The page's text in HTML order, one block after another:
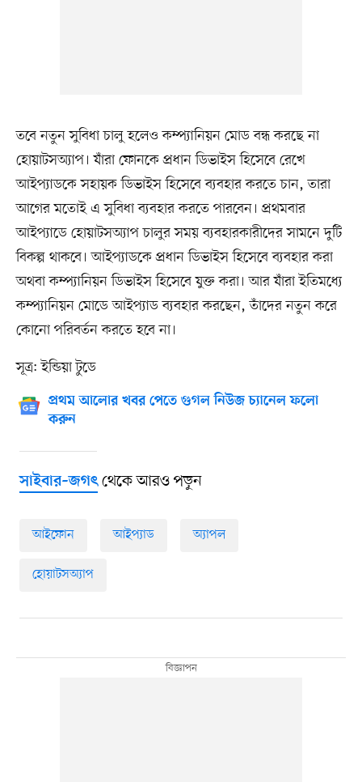
তবে নতুন সুবিধা চালু হলেও কম্প্যানিয়ন মোড বন্ধ করছে না
হোয়াটসঅ্যাপ। যাঁরা ফোনকে প্রধান ডিভাইস হিসেবে রেখে
আইপ্যাডকে সহায়ক ডিভাইস হিসেবে ব্যবহার করতে চান, তারা
আগের মতোই এ সুবিধা ব্যবহার করতে পারবেন। প্রথমবার
আইপ্যাডে হোয়াটসঅ্যাপ চালুর সময় ব্যবহারকারীদের সামনে দুটি
বিকল্প থাকবে। আইপ্যাডকে প্রধান ডিভাইস হিসেবে ব্যবহার করা
অথবা কম্প্যানিয়ন ডিভাইস হিসেবে যুক্ত করা। আর যাঁরা ইতিমধ্যে
কম্প্যানিয়ন মোডে আইপ্যাড ব্যবহার করছেন, তাঁদের নতুন করে
কোনো পরিবর্তন করতে হবে না।
সূত্র: ইন্ডিয়া টুডে
প্রথম আলোর খবর পেতে গুগল নিউজ চ্যানেল ফলো
করুন
সাইবার–জগৎথেকে আরও পড়ুন
আইফোন আইপ্যাড অ্যাপল
হোয়াটসঅ্যাপ